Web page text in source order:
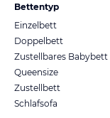
Bettentyp
Einzelbett
Doppelbett
Zustellbares Babybett
Queensize
Zustellbett
Schlafsofa